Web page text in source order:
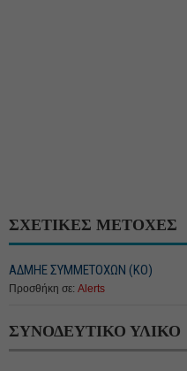
ΣΧΕΤΙΚΕΣ ΜΕΤΟΧΕΣ
ΑΔΜΗΕ ΣΥΜΜΕΤΟΧΩΝ (KO)
Προσθήκη σε: Alerts
ΣΥΝΟΔΕΥΤΙΚΟ ΥΛΙΚΟ